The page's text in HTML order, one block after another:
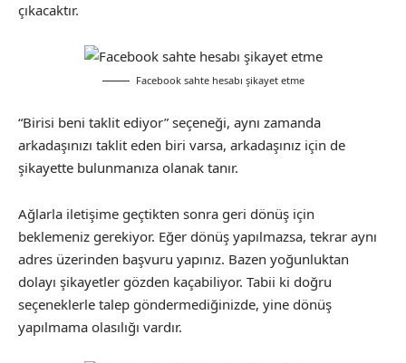
çıkacaktır.
Facebook sahte hesabı şikayet etme
“Birisi beni taklit ediyor” seçeneği, aynı zamanda
arkadaşınızı taklit eden biri varsa, arkadaşınız için de
şikayette bulunmanıza olanak tanır.
Ağlarla iletişime geçtikten sonra geri dönüş için
beklemeniz gerekiyor. Eğer dönüş yapılmazsa, tekrar aynı
adres üzerinden başvuru yapınız. Bazen yoğunluktan
dolayı şikayetler gözden kaçabiliyor. Tabii ki doğru
seçeneklerle talep göndermediğinizde, yine dönüş
yapılmama olasılığı vardır.